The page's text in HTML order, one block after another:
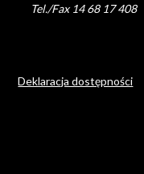
Tel./Fax 14 68 17 408
Deklaracja dostępności